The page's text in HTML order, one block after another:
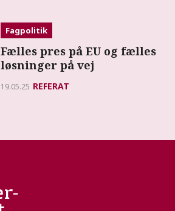
Fagpolitik
Fælles pres på EU og fælles
løsninger på vej
19.05.25 REFERAT